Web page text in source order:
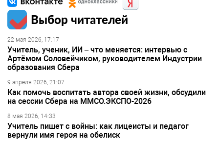
Выбор читателей
22 мая 2026, 17:17
Учитель, ученик, ИИ – что меняется: интервью с
Артёмом Соловейчиком, руководителем Индустрии
образования Сбера
9 апреля 2026, 21:07
Как помочь воспитать автора своей жизни, обсудили
на сессии Сбера на ММСО.ЭКСПО-2026
8 мая 2026, 14:33
Учитель пишет с войны: как лицеисты и педагог
вернули имя героя на обелиск